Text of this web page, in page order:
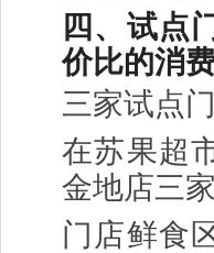
四、试点
价比的消
三家试点
在苏果超
金地店三
门店鲜食